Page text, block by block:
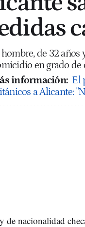
de 32 años
en grado de
información: El
a Alicante:
de nacionalidad